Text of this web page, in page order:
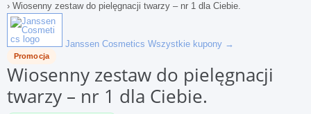
› Wiosenny zestaw do pielęgnacji twarzy – nr 1 dla Ciebie.
Janssen Cosmetics Wszystkie kupony →
Promocja
Wiosenny zestaw do pielęgnacji
twarzy – nr 1 dla Ciebie.